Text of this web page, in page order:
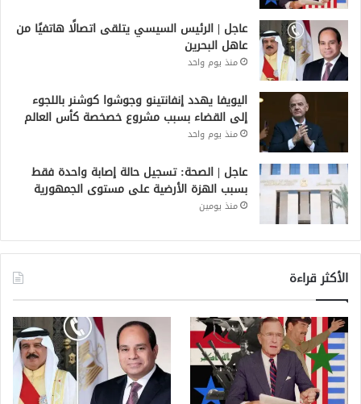
عاجل | الرئيس السيسي يتلقى اتصالًا هاتفيًا من
عاهل البحرين
منذ يوم واحد
اليويفا يهدد إنفانتينو وجوشوا كوشنر باللجوء
إلى القضاء بسبب مشروع خصخصة كأس العالم
منذ يوم واحد
عاجل | الصحة: تسجيل حالة إصابة واحدة فقط
بسبب الهزة الأرضية على مستوى الجمهورية
منذ يومين
الأكثر قراءة